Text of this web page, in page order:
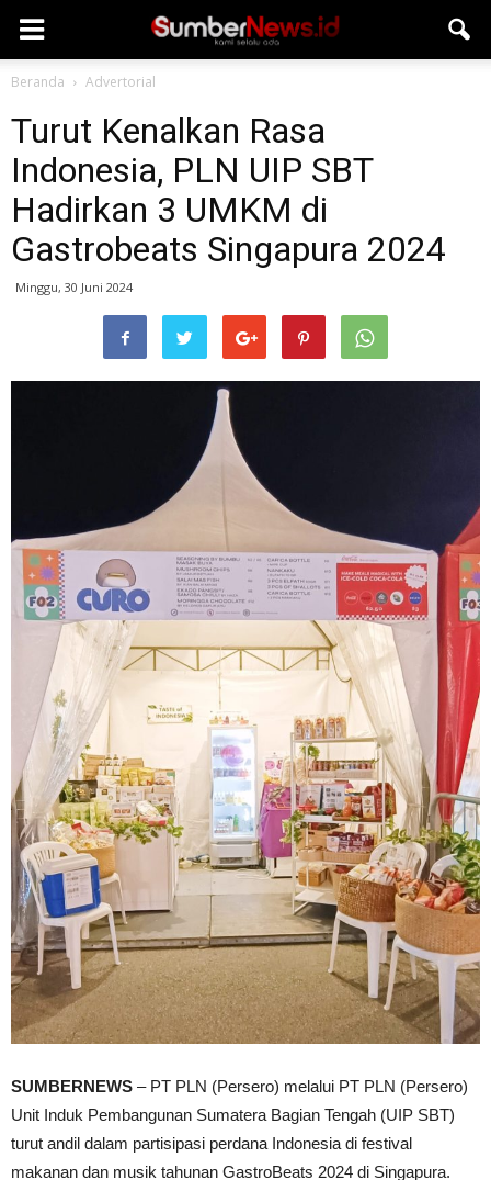
Beranda Advertorial
Turut Kenalkan Rasa
Indonesia, PLN UIP SBT
Hadirkan 3 UMKM di
Gastrobeats Singapura 2024
Minggu, 30 Juni 2024
SUMBERNEWS – PT PLN (Persero) melalui PT PLN (Persero)
Unit Induk Pembangunan Sumatera Bagian Tengah (UIP SBT)
turut andil dalam partisipasi perdana Indonesia di festival
makanan dan musik tahunan GastroBeats 2024 di Singapura.